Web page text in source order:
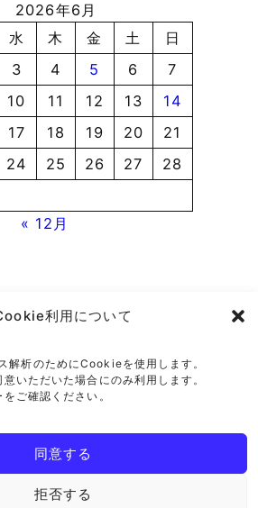
利用について
解析のためにCookieを使用します。
いただいた場合にのみ利用します。
ご確認ください。
同意する
拒否する
2026年6月
水 木 金 土
日
3 4 5 6
7
10 11 12 13
14
17 18 19 20
21
24 25 26 27
28
« 12月
https://x.com/newsconsumerlaw?s=21
Facebook
所